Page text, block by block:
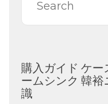
購入ガイド ケー
ームシンク 韓裕
識